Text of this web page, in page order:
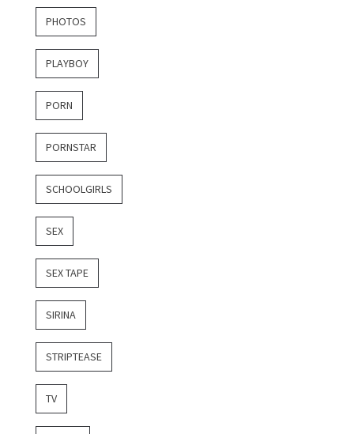
PHOTOS
PLAYBOY
PORN
PORNSTAR
SCHOOLGIRLS
SEX
SEX TAPE
SIRINA
STRIPTEASE
TV